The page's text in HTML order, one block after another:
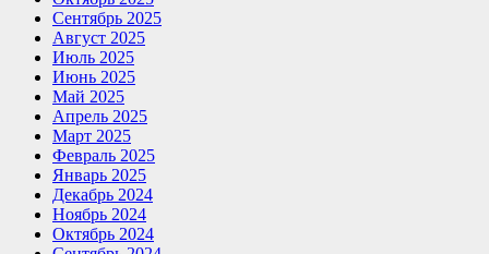
Сентябрь 2025
Август 2025
Июль 2025
Июнь 2025
Май 2025
Апрель 2025
Март 2025
Февраль 2025
Январь 2025
Декабрь 2024
Ноябрь 2024
Октябрь 2024